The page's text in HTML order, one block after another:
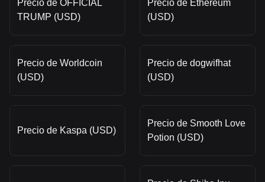
Precio de OFFICIAL
TRUMP (USD)
Precio de Ethereum
(USD)
Precio de Worldcoin
(USD)
Precio de dogwifhat
(USD)
Precio de Kaspa (USD)
Precio de Smooth Love
Potion (USD)